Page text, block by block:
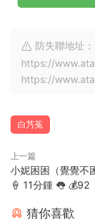
防失聯地址
https://
https://
白艿菟
上一篇
小妮困困（覺覺不
🍦 11分鍾 👅 💰92
猜你喜歡